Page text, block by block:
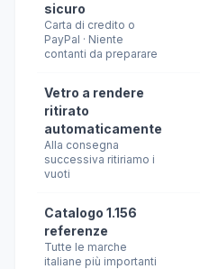
sicuro
Carta di credito o
PayPal · Niente
contanti da preparare
Vetro a rendere
ritirato
automaticamente
Alla consegna
successiva ritiriamo i
vuoti
Catalogo 1.156
referenze
Tutte le marche
italiane più importanti